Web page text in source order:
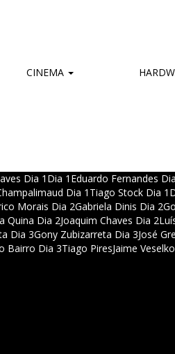
CINEMA
Dia 1 Dia 1 Eduardo Fernandes
Dia 1 Tiago Stock Dia 1
Morais Dia 2Gabriela Dinis Dia 2
Quina Dia 2Joaquim Chaves Dia 2
Dia 3Gony Zubizarreta Dia 3José
Bairro Dia 3Tiago PiresJaime